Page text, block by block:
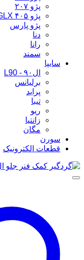
پژو ۲۰۷
پژو ۴۰۵ GLX
پژو پارس
دنا
رانا
سمند
سایپا
ال۹۰ - L90
برلیانس
پراید
تیبا
ریو
زانتیا
مگان
سورن
قطعات الکترونیک